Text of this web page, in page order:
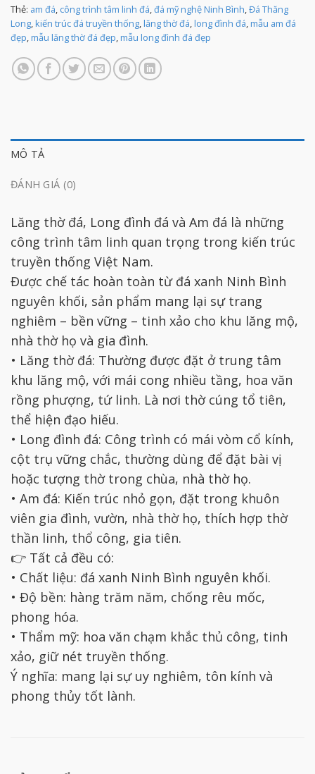
Thẻ: am đá, công trình tâm linh đá,đá mỹ nghệ Ninh Bình,Đá Thăng
Long,kiến trúc đá truyền thống,lăng thờ đá,long đình đá,mẫu am đá
đẹp,mẫu lăng thờ đá đẹp,mẫu long đình đá đẹp
MÔ TẢ
ĐÁNH GIÁ (0)
Lăng thờ đá, Long đình đá và Am đá là những
công trình tâm linh quan trọng trong kiến trúc
truyền thống Việt Nam.
Được chế tác hoàn toàn từ đá xanh Ninh Bình
nguyên khối, sản phẩm mang lại sự trang
nghiêm – bền vững – tinh xảo cho khu lăng mộ,
nhà thờ họ và gia đình.
• Lăng thờ đá: Thường được đặt ở trung tâm
khu lăng mộ, với mái cong nhiều tầng, hoa văn
rồng phượng, tứ linh. Là nơi thờ cúng tổ tiên,
thể hiện đạo hiếu.
• Long đình đá: Công trình có mái vòm cổ kính,
cột trụ vững chắc, thường dùng để đặt bài vị
hoặc tượng thờ trong chùa, nhà thờ họ.
• Am đá: Kiến trúc nhỏ gọn, đặt trong khuôn
viên gia đình, vườn, nhà thờ họ, thích hợp thờ
thần linh, thổ công, gia tiên.
👉 Tất cả đều có:
• Chất liệu: đá xanh Ninh Bình nguyên khối.
• Độ bền: hàng trăm năm, chống rêu mốc,
phong hóa.
• Thẩm mỹ: hoa văn chạm khắc thủ công, tinh
xảo, giữ nét truyền thống.
Ý nghĩa: mang lại sự uy nghiêm, tôn kính và
phong thủy tốt lành.